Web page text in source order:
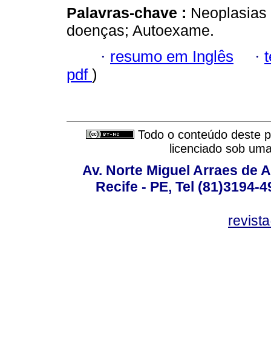
Palavras-chave :
doenças; Autoexame.
· resumo em Inglês ·
pdf )
Todo o conteúdo deste
licenciado sob
Av. Norte Miguel Arraes de
Recife - PE, Tel (81)3194-